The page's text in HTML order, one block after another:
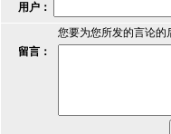
用户：
您要为您所发的言论的
留言：